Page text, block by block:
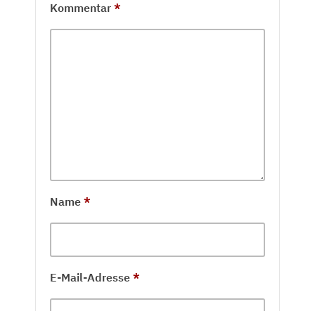
Kommentar *
Name *
E-Mail-Adresse *